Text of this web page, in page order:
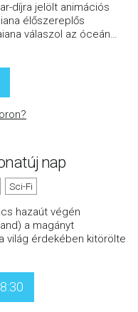
díjra jelölt animációs
élőszereplős
válaszol az óceán…
nap
Sci-Fi
hazaút végén
a magányt
világ érdekében kitörölte